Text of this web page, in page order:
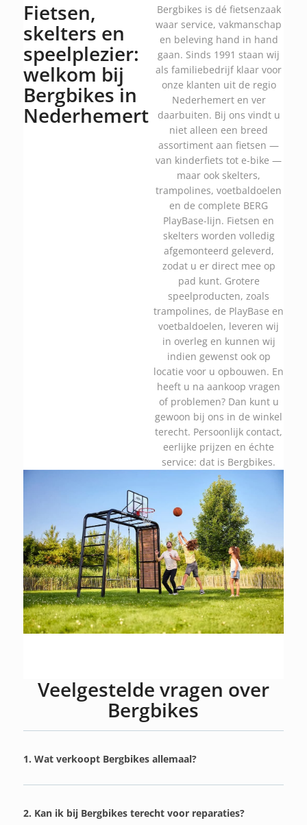
Fietsen,
skelters en
speelplezier:
welkom bij
Bergbikes in
Nederhemert
Bergbikes is dé fietsenzaak
waar service, vakmanschap
en beleving hand in hand
gaan. Sinds 1991 staan wij
als familiebedrijf klaar voor
onze klanten uit de regio
Nederhemert en ver
daarbuiten. Bij ons vindt u
niet alleen een breed
assortiment aan fietsen —
van kinderfiets tot e-bike —
maar ook skelters,
trampolines, voetbaldoelen
en de complete BERG
PlayBase-lijn. Fietsen en
skelters worden volledig
afgemonteerd geleverd,
zodat u er direct mee op
pad kunt. Grotere
speelproducten, zoals
trampolines, de PlayBase en
voetbaldoelen, leveren wij
in overleg en kunnen wij
indien gewenst ook op
locatie voor u opbouwen. En
heeft u na aankoop vragen
of problemen? Dan kunt u
gewoon bij ons in de winkel
terecht. Persoonlijk contact,
eerlijke prijzen en échte
service: dat is Bergbikes.
Veelgestelde vragen over
Bergbikes
1. Wat verkoopt Bergbikes allemaal?
2. Kan ik bij Bergbikes terecht voor reparaties?